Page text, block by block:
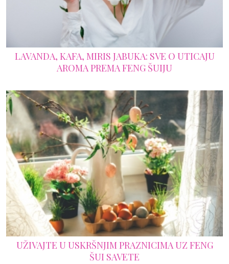
LAVANDA, KAFA, MIRIS JABUKA: SVE O UTICAJU
AROMA PREMA FENG ŠUIJU
UŽIVAJTE U USKRŠNJIM PRAZNICIMA UZ FENG
ŠUI SAVETE